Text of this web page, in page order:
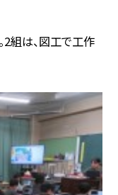
2組は、図工で工作